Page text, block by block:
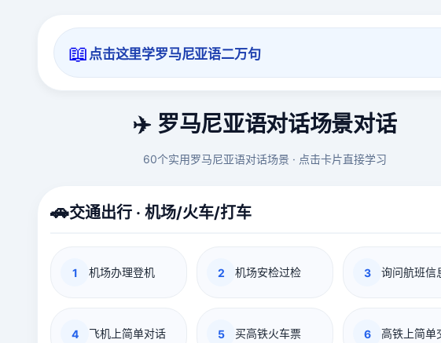
📖 点击这里学罗马尼亚语二万句
✈️ 罗马尼亚语对话场景对话
60个实用罗马尼亚语对话场景 · 点击卡片直接学习
🚗交通出行 · 机场/火车/打车
1 机场办理登机 2 机场安检过检 3 询问航班信
4 飞机上简单对话 5 买高铁火车票 6 高铁上简单